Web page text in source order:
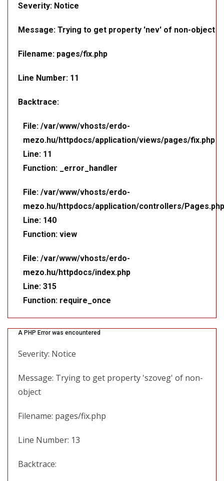
Severity: Notice
Message: Trying to get property 'nev' of non-object
Filename: pages/fix.php
Line Number: 11
Backtrace:
File: /var/www/vhosts/erdo-
mezo.hu/httpdocs/application/views/pages/fix.php
Line: 11
Function: _error_handler
File: /var/www/vhosts/erdo-
mezo.hu/httpdocs/application/controllers/Pages.php
Line: 140
Function: view
File: /var/www/vhosts/erdo-
mezo.hu/httpdocs/index.php
Line: 315
Function: require_once
A PHP Error was encountered
Severity: Notice
Message: Trying to get property 'szoveg' of non-
object
Filename: pages/fix.php
Line Number: 13
Backtrace: